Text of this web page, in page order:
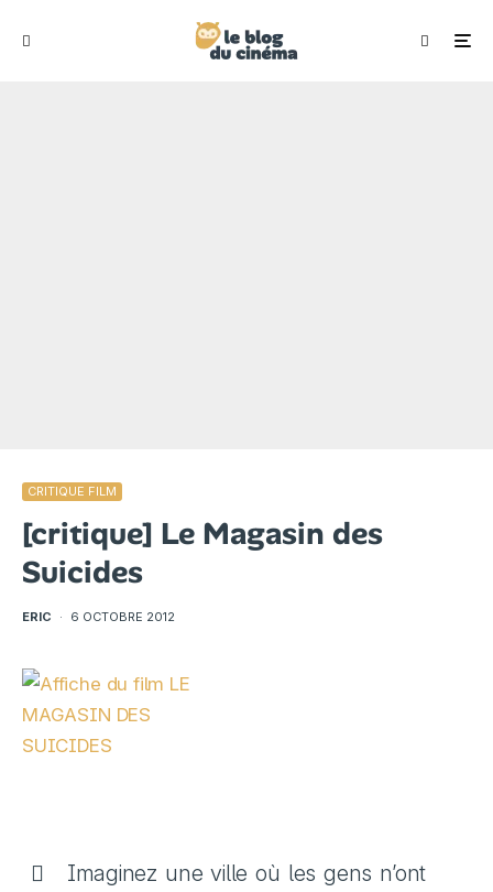
CRITIQUE FILM
[critique] Le Magasin des
Suicides
ERIC · 6 OCTOBRE 2012
Imaginez une ville où les gens n’ont